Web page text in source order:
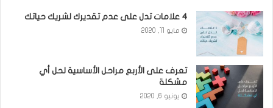
٤ علامات تدل على عدم تقديرك لشريك حياتك
مايو 11, 2020
تعرف على الأربع مراحل الأساسية لحل أي
مشكلة
يونيو 6, 2020